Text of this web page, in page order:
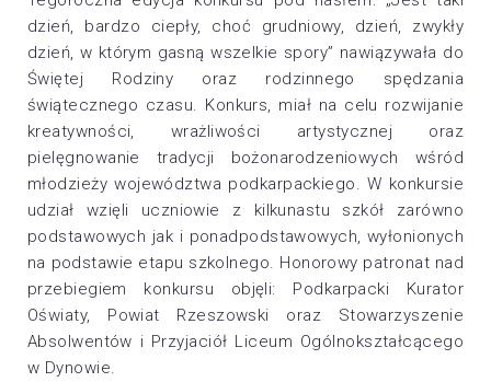
dzień, bardzo ciepły, choć grudniowy, dzień, zwykły
dzień, w którym gasną wszelkie spory” nawiązywała do
Świętej Rodziny oraz rodzinnego spędzania
świątecznego czasu. Konkurs, miał na celu rozwijanie
kreatywności, wrażliwości artystycznej oraz
pielęgnowanie tradycji bożonarodzeniowych wśród
młodzieży województwa podkarpackiego. W konkursie
udział wzięli uczniowie z kilkunastu szkół zarówno
podstawowych jak i ponadpodstawowych, wyłonionych
na podstawie etapu szkolnego. Honorowy patronat nad
przebiegiem konkursu objęli: Podkarpacki Kurator
Oświaty, Powiat Rzeszowski oraz Stowarzyszenie
Absolwentów i Przyjaciół Liceum Ogólnokształcącego
w Dynowie.